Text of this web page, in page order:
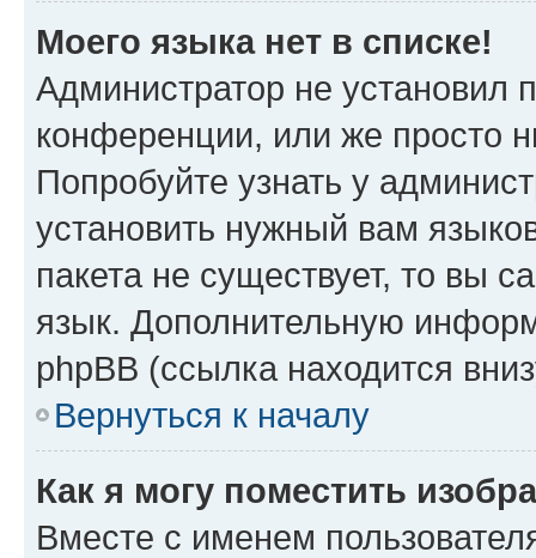
Моего языка нет в списке!
Администратор не установил
конференции, или же просто
Попробуйте узнать у
установить нужный вам
пакета не существует, то вы
язык. Дополнительную
phpBB (ссылка находится
Вернуться к началу
Как я могу поместить
Вместе с именем